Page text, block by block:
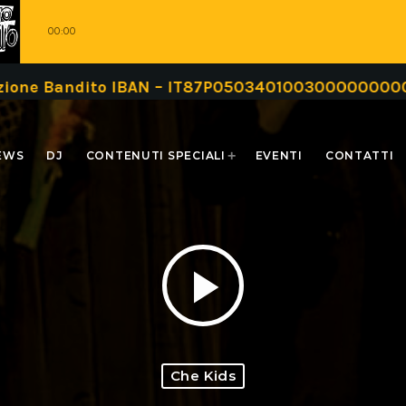
00:00
– IT87P0503401003000000000999
DJ CONTENUTI SPECIALI EVENTI CONTATTI
play_arrow
Che Kids